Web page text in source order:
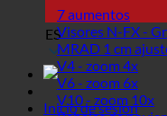
ES
Inicio de sesión
7 aumentos
Visores N-FX -
MRAD 1 cm
V4 - zoom 4x
V6 - zoom 6x
V10 - zoom 10x